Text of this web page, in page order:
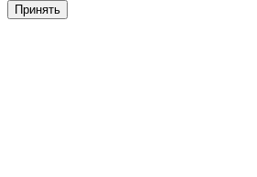
Принять